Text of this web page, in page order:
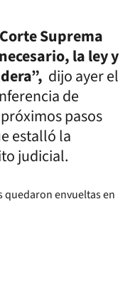
Suprema
la ley y
dijo ayer el
de
pasos
estalló la
judicial.